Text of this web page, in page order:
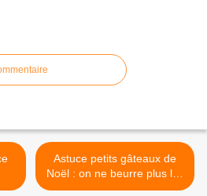
Astuce petits gâteaux de
Noël : on ne beurre plus les
plats : >